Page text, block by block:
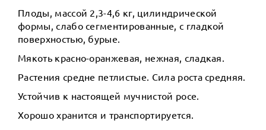
Плоды, массой 2,3-4,6 кг, цилиндрической
формы, слабо сегментированные, с гладкой
поверхностью, бурые.
Мякоть красно-оранжевая, нежная, сладкая.
Растения средне петлистые. Сила роста средняя.
Устойчив к настоящей мучнистой росе.
Хорошо хранится и транспортируется.